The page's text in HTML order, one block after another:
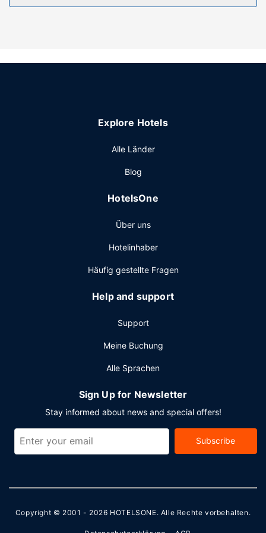
Ausstattung der Anlage
Verfügung.
Bar/Lounge stillen. Ein inbegriffenes kontinentales
Rezeption, ein Aufzug und ein Verkaufsautomat. Vor Ort
Explore Hotels
Alle Länder
Blog
HotelsOne
Über uns
Hotelinhaber
Häufig gestellte Fragen
Help and support
Support
Meine Buchung
Alle Sprachen
Sign Up for Newsletter
Stay informed about news and special offers!
Subscribe
Copyright © 2001 - 2026 HOTELSONE. Alle Rechte vorbehalten.